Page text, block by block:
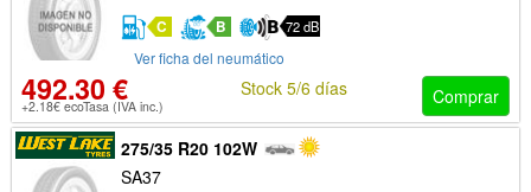
C B 72 dB
Ver ficha del neumático
492.30 €
+2.18€ ecoTasa (IVA inc.) Comprar
Stock 5/6 días
275/35 R20 102W
SA37